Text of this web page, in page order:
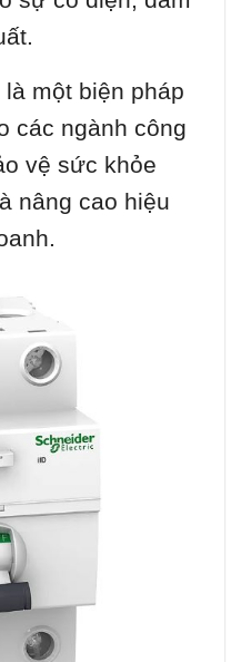
một biện pháp
các ngành công
vệ sức khỏe
nâng cao hiệu